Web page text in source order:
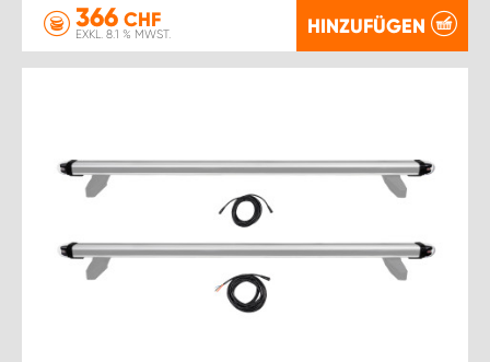
366 CHF
EXKL. 8.1 % MWST. HINZUFÜGEN